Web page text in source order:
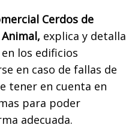
Cerdos de
explica y detalla
los edificios
en caso de fallas de
tener en cuenta en
para poder
adecuada.